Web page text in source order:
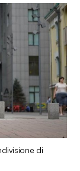
di